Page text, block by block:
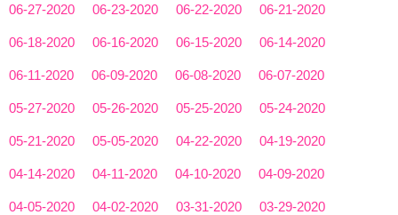
06-27-2020
06-23-2020 06-22-2020 06-21-2020
06-18-2020 06-16-2020 06-15-2020 06-14-2020
06-11-2020 06-09-2020 06-08-2020 06-07-2020
05-27-2020 05-26-2020 05-25-2020 05-24-2020
05-21-2020 05-05-2020 04-22-2020 04-19-2020
04-14-2020 04-11-2020 04-10-2020 04-09-2020
04-05-2020 04-02-2020 03-31-2020 03-29-2020